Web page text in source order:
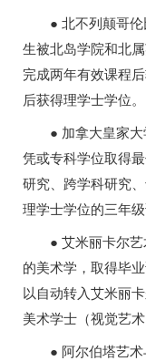
● 北不列颠哥
生被北岛学院和北
完成两年有效课程
后获得理学士学位。
● 加拿大皇家
凭或专科学位取得
研究、跨学科研究
理学士学位的三年级
● 艾米丽卡尔
的美术学，取得毕
以自动转入艾米丽
美术学士（视觉艺
● 阿尔伯塔艺